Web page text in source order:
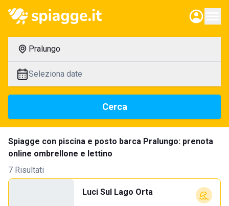
Pralungo
Seleziona date
Cerca
Spiagge con piscina e posto barca Pralungo: prenota
online ombrellone e lettino
7 Risultati
Luci Sul Lago Orta